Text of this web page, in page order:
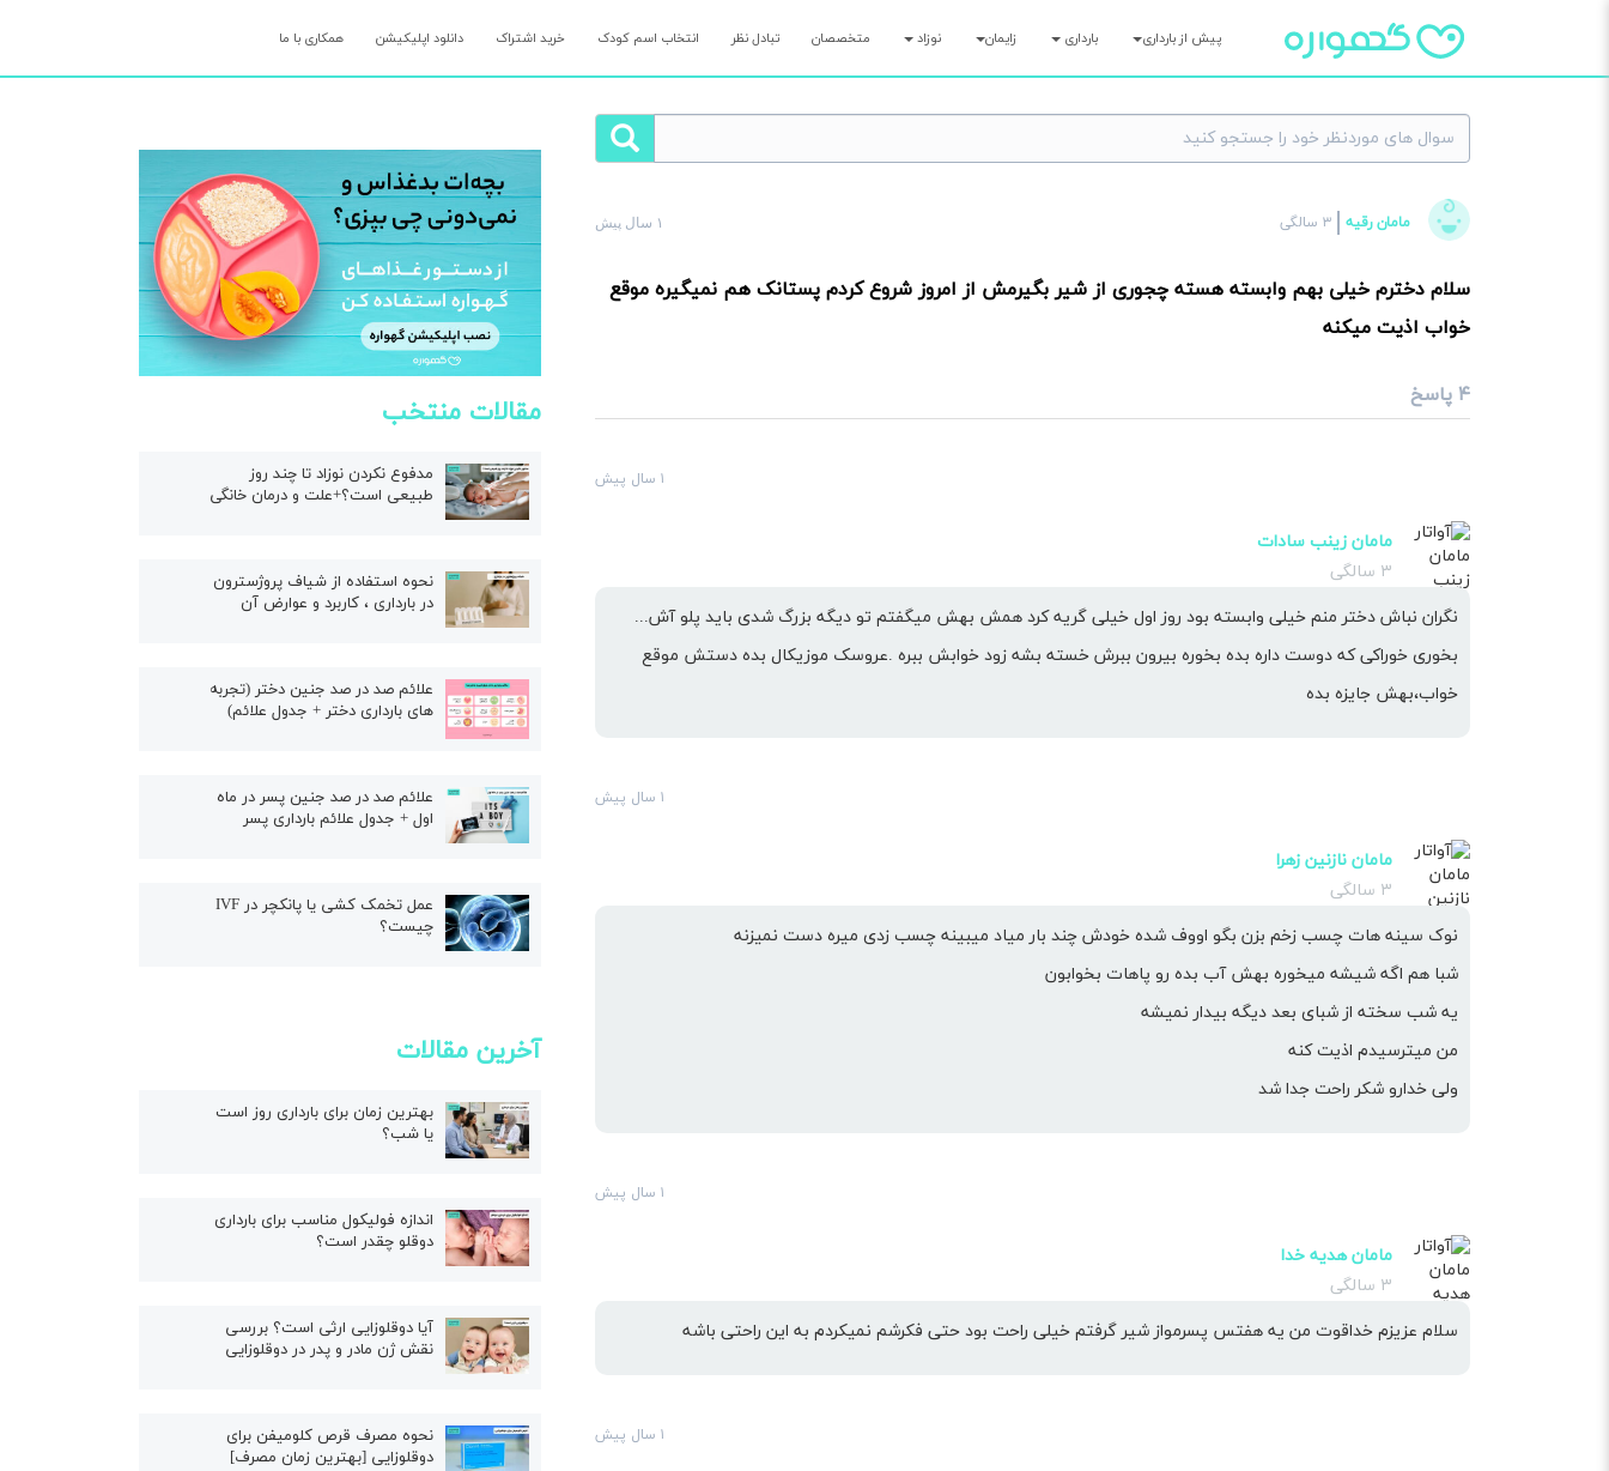
پیش از بارداری بارداری زایمان نوزاد متخصصان تبادل نظر انتخاب اسم کودک خرید اشتراک دانلود اپلیکیشن همکاری با ما
مامان رقیه ۳ سالگی ۱ سال پیش
سلام دخترم خیلی بهم وابسته هسته چجوری از شیر بگیرمش از امروز شروع کردم پستانک هم نمیگیره موقع
خواب اذیت میکنه
۴ پاسخ
۱ سال پیش
مامان زینب سادات
۳ سالگی
نگران نباش دختر منم خیلی وابسته بود روز اول خیلی گریه کرد همش بهش میگفتم تو دیگه بزرگ شدی باید پلو آش...
بخوری خوراکی که دوست داره بده بخوره بیرون ببرش خسته بشه زود خوابش ببره .عروسک موزیکال بده دستش موقع
خواب،بهش جایزه بده
۱ سال پیش
مامان نازنین زهرا
۳ سالگی
نوک سینه هات چسب زخم بزن بگو اووف شده خودش چند بار میاد میبینه چسب زدی میره دست نمیزنه
شبا هم اگه شیشه میخوره بهش آب بده رو پاهات بخوابون
یه شب سخته از شبای بعد دیگه بیدار نمیشه
من میترسیدم اذیت کنه
ولی خدارو شکر راحت جدا شد
۱ سال پیش
مامان هدیه خدا
۳ سالگی
سلام عزیزم خداقوت من یه هفتس پسرمواز شیر گرفتم خیلی راحت بود حتی فکرشم نمیکردم به این راحتی باشه
۱ سال پیش
مقالات منتخب
مدفوع نکردن نوزاد تا چند روز
طبیعی است؟+علت و درمان خانگی
نحوه استفاده از شیاف پروژسترون
در بارداری ، کاربرد و عوارض آن
علائم صد در صد جنین دختر (تجربه
های بارداری دختر + جدول علائم)
علائم صد در صد جنین پسر در ماه
اول + جدول علائم بارداری پسر
عمل تخمک کشی یا پانکچر در IVF
چیست؟
آخرین مقالات
بهترین زمان برای بارداری روز است
یا شب؟
اندازه فولیکول مناسب برای بارداری
دوقلو چقدر است؟
آیا دوقلوزایی ارثی است؟ بررسی
نقش ژن مادر و پدر در دوقلوزایی
نحوه مصرف قرص کلومیفن برای
دوقلوزایی [بهترین زمان مصرف]
×